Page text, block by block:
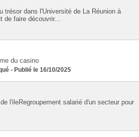
dans l'Université de La Réunion à
de faire découvrir...
du casino
- Publié le 16/10/2025
l'ileRegroupement salarié d'un secteur pour